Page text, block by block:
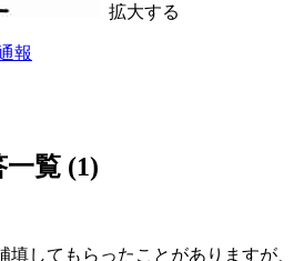
拡大する
報
覧 (1)
填してもらったことがありますが、